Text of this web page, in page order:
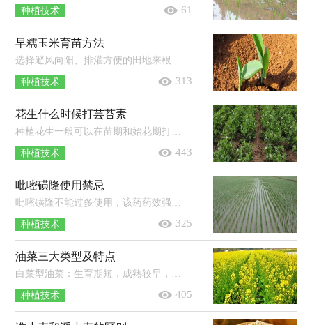
种植技术 61
早糯玉米育苗方法
选择避风向阳、排灌方便的田地来根据不同的育苗方式整地以及做苗床，然后在播种前晒种1-2天，并进行选种（去除病籽、虫籽、破籽等），再按...
种植技术 313
花生什么时候打芸苔素
种植花生一般可以在苗期和始花期打芸苔素。苗期：用有效成分的含量为0.5-1毫克/升的芸苔素内酯对花生幼苗的茎叶进行喷施即可，喷施后...
种植技术 443
吡嘧磺隆使用禁忌
种植技术 325
油菜三大类型及特点
种植技术 405